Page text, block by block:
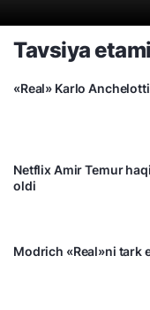
Tavsiya
«Real» Karlo
Netflix Amir Temur
oldi
Modrich «Real»ni tark